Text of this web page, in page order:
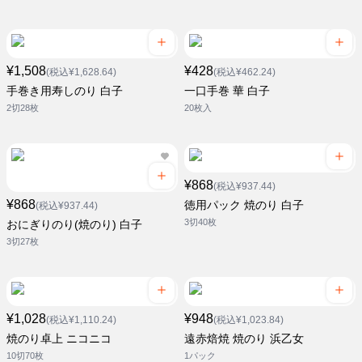
¥1,508(税込¥1,628.64)
手巻き用寿しのり 白子
2切28枚
¥428(税込¥462.24)
一口手巻 華 白子
20枚入
¥868(税込¥937.44)
おにぎりのり(焼のり) 白子
3切27枚
¥868(税込¥937.44)
徳用パック 焼のり 白子
3切40枚
¥1,028(税込¥1,110.24)
焼のり卓上 ニコニコ
10切70枚
¥948(税込¥1,023.84)
遠赤焙焼 焼のり 浜乙女
1パック